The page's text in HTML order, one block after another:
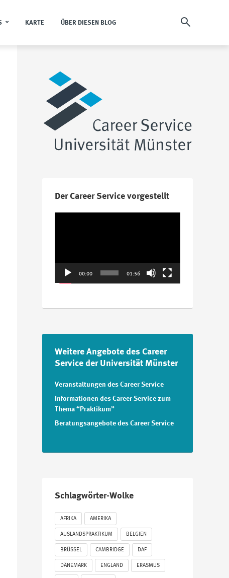
KARTE ÜBER DIESEN BLOG
Der Career Service vorgestellt
00:00 01:56
Weitere Angebote des Career
Service der Universität Münster
Veranstaltungen des Career Service
Informationen des Career Service zum
Thema “Praktikum”
Beratungsangebote des Career Service
Schlagwörter-Wolke
AFRIKA AMERIKA
AUSLANDSPRAKTIKUM BELGIEN
BRÜSSEL CAMBRIDGE DAF
DÄNEMARK ENGLAND ERASMUS